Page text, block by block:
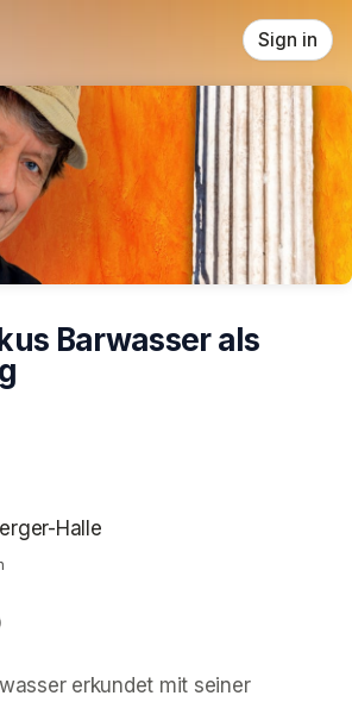
Sign in
Barwasser als
Halle
erkundet mit seiner